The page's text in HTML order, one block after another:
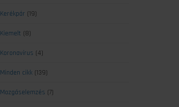
Kerékpár (19)
Kiemelt (8)
Koronavírus (4)
Minden cikk(139)
Mozgáselemzés (7)